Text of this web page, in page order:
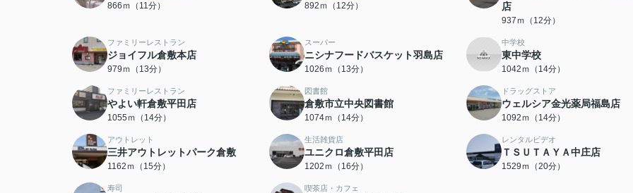
866ｍ（11分） 892ｍ（12分）
店
937ｍ（12分）
ファミリーレストラン
ジョイフル倉敷本店
979ｍ（13分）
スーパー
ニシナフードバスケット羽島店
1026ｍ（13分）
中学校
東中学校
1042ｍ（14分）
ファミリーレストラン
やよい軒倉敷平田店
1055ｍ（14分）
図書館
倉敷市立中央図書館
1074ｍ（14分）
ドラッグストア
ウェルシア金光薬局福島店
1092ｍ（14分）
アウトレット
三井アウトレットパーク倉敷
1162ｍ（15分）
生活雑貨店
ユニクロ倉敷平田店
1202ｍ（16分）
レンタルビデオ
ＴＳＵＴＡＹＡ中庄店
1529ｍ（20分）
寿司 喫茶店・カフェ